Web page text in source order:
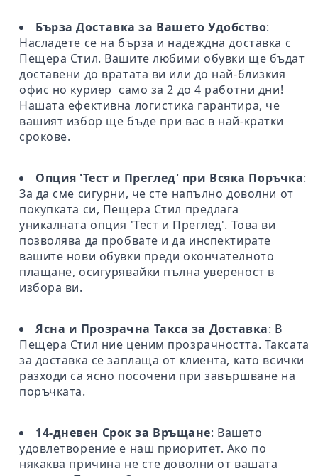
Бърза Доставка за Вашето Удобство:
Насладете се на бърза и надеждна доставка с
Пещера Стил. Вашите любими обувки ще бъдат
доставени до вратата ви или до най-близкия
офис но куриер само за 2 до 4 работни дни!
Нашата ефективна логистика гарантира, че
вашият избор ще бъде при вас в най-кратки
срокове.
Опция 'Тест и Преглед' при Всяка Поръчка:
За да сме сигурни, че сте напълно доволни от
покупката си, Пещера Стил предлага
уникалната опция 'Тест и Преглед'. Това ви
позволява да пробвате и да инспектирате
вашите нови обувки преди окончателното
плащане, осигурявайки пълна увереност в
избора ви.
Ясна и Прозрачна Такса за Доставка: В
Пещера Стил ние ценим прозрачността. Таксата
за доставка се заплаща от клиента, като всички
разходи са ясно посочени при завършване на
поръчката.
14-дневен Срок за Връщане: Вашето
удовлетворение е наш приоритет. Ако по
някаква причина не сте доволни от вашата